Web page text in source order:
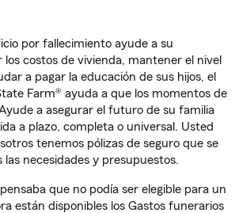
por fallecimiento ayude a su
los costos de vivienda, mantener el nivel
a pagar la educación de sus hijos, el
Farm® ayuda a que los momentos de
a asegurar el futuro de su familia
a plazo, completa o universal. Usted
tenemos pólizas de seguro que se
las necesidades y presupuestos.
que no podía ser elegible para un
están disponibles los Gastos funerarios